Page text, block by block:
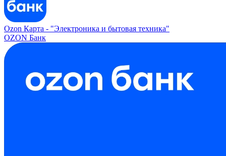
Ozon Карта - "Электроника и бытовая техника"
OZON Банк